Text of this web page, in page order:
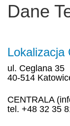
Dane
Lokalizacja
ul. Ceglana 35
40-514
CENTRALA
tel. +48 32 35